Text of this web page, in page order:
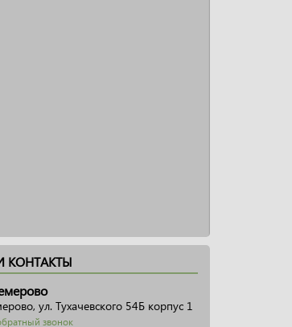
КОНТАКТЫ
ул. Тухачевского 54Б корпус 1
звонок